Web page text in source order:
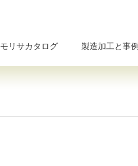
モリサカタログ 製造加工と事例